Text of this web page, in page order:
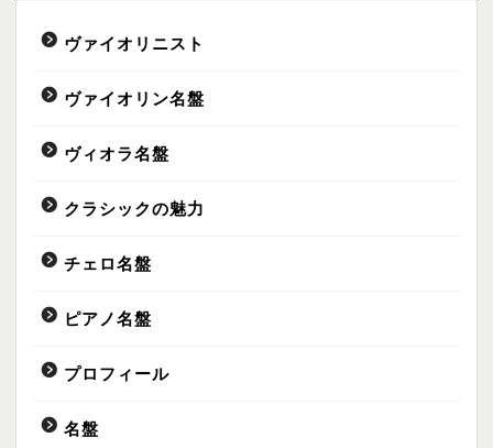
ヴァイオリニスト
ヴァイオリン名盤
ヴィオラ名盤
クラシックの魅力
チェロ名盤
ピアノ名盤
プロフィール
名盤